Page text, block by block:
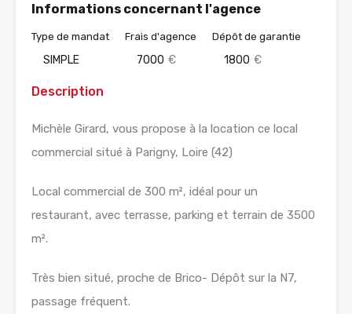
Informations concernant l'agence
Type de mandat
SIMPLE
Frais d'agence
7000 €
Dépôt de garantie
1800 €
Description
Michèle Girard, vous propose à la location ce local
commercial situé à Parigny, Loire (42)
Local commercial de 300 m², idéal pour un
restaurant, avec terrasse, parking et terrain de 3500
m².
Très bien situé, proche de Brico- Dépôt sur la N7,
passage fréquent.